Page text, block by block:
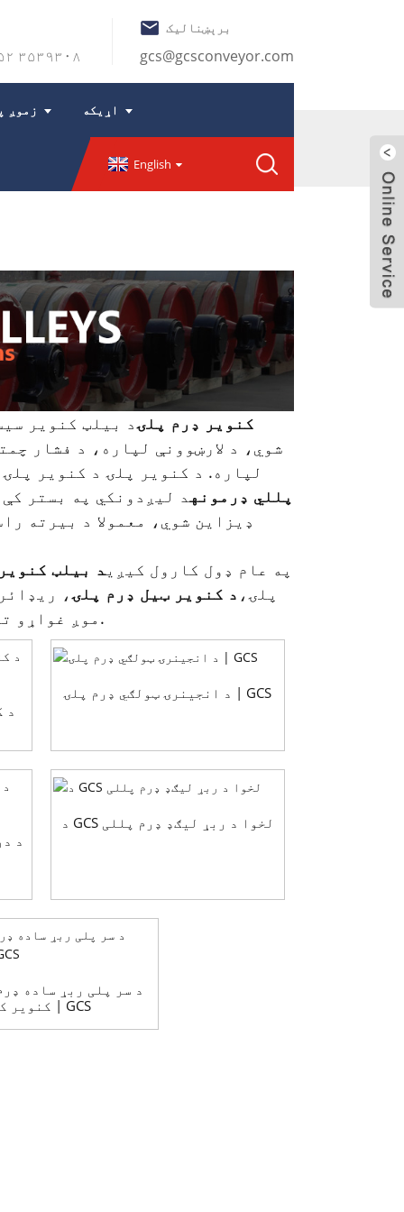
+۸۶ ۰۷۵۲
برېښنالیک
gcs@gcsconveyor.com
زموږ اړیکه
English
د GCS کنویر ډرم پلۍد بیلټ کنویر
شوي، د لارښوونې لپاره، د فشار
لپاره. د کنویر پلۍ د کنویر
پللي ډرمونهد لیږدونکي په بستر
ډیزاین شوي، معمولا د بیرته
په عام ډول کارول کیږيد بیلټ
پلۍ، د کنویر ټیل ډرم پلۍ،
موږ غواړو تاسو ته د سر پلۍ او لکۍ پلۍ فعالیت او رول سره معرفي کړو.
د
د انجینرۍ ټولګي ډرم پلۍ | GCS
د
د GCS لخوا د ربړ لیګډ ډرم پللی
د سر پلی ربړ ساده
کنویر کې | GCS